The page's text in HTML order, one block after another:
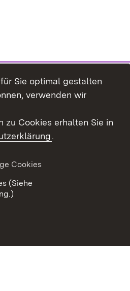
Sie optimal gestalten
verwenden wir
zu Cookies erhalten Sie in
.
Cookies
(Siehe